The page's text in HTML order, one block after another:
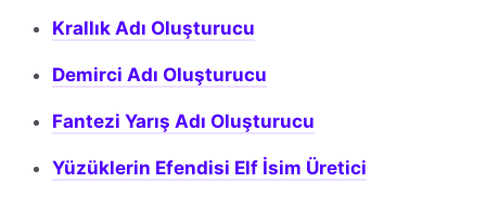
Krallık Adı Oluşturucu
Demirci Adı Oluşturucu
Fantezi Yarış Adı Oluşturucu
Yüzüklerin Efendisi Elf İsim Üretici